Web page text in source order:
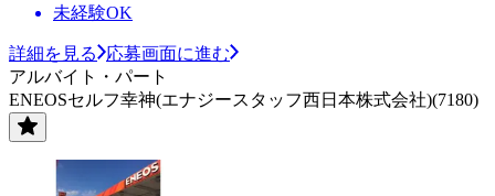
未経験OK
詳細を見る
応募画面に進む
アルバイト・パート
ENEOSセルフ幸神(エナジースタッフ西日本株式会社)(7180)